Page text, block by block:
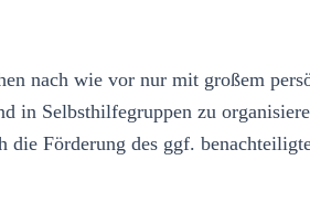
nach wie vor nur mit großem
in Selbsthilfegruppen zu
die Förderung des ggf.